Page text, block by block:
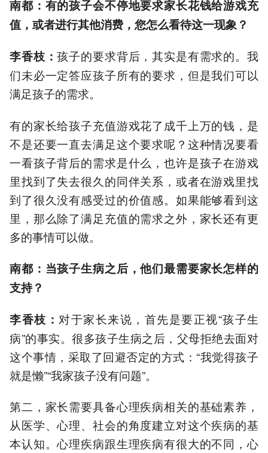
南都：有的孩子会不停地要求家长花钱给游戏充
值，或者进行其他消费，您怎么看待这一现象？
李香枝 ：孩子的要求背后，其实是有需求的。我
们未必一定答应孩子所有的要求，但是我们可以
满足孩子的需求。
有的家长给孩子充值游戏花了成千上万的钱，是
不是还要一直去满足这个要求呢？这种情况要看
一看孩子背后的需求是什么，也许是孩子在游戏
里找到了失去很久的同伴关系，或者在游戏里找
到了很久没有感受过的价值感。如果能够看到这
里，那么除了满足充值的需求之外，家长还有更
多的事情可以做。
南都： 当孩子生病之后，他们最需要家长怎样的
支持？
李香枝 ： 对于家长来说，首先是要正视“孩子生
病”的事实。很多孩子生病之后，父母拒绝去面对
这个事情，采取了回避否定的方式：“我觉得孩子
就是懒”“我家孩子没有问题”。
第二，家长需要具备心理疾病相关的基础素养，
从医学、心理、社会的角度建立对这个疾病的基
本认知。心理疾病跟生理疾病有很大的不同，心